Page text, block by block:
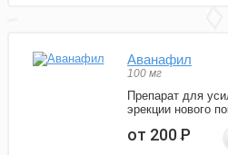
Аванафил
100 мг
Препарат для
эрекции нового
от 200Р